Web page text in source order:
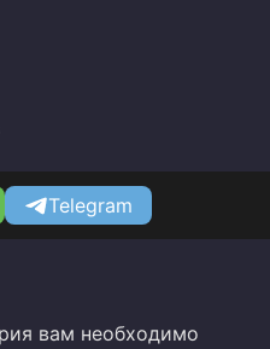
Telegram
вам необходимо